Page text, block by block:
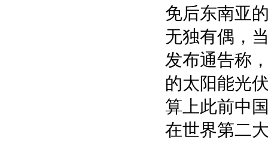
免后东南亚
无独有偶，
发布通告称
的太阳能光
算上此前中
在世界第二